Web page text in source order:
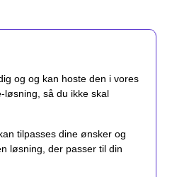
og og kan hoste den i vores
løsning, så du ikke skal
tilpasses dine ønsker og
løsning, der passer til din